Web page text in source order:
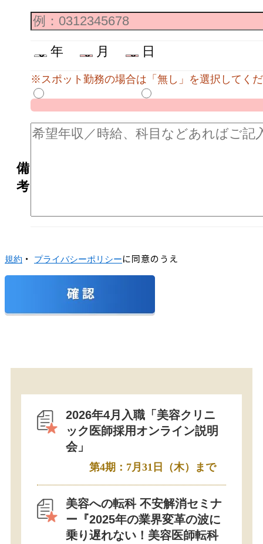
年 月 日
※スポット勤務の場合は「無し」を選択してく
備
考
規約 ・ プライバシーポリシーに同意のうえ
2026年4月入職「美容クリニ
ック医師採用オンライン説明
会」
第4期：7月31日（木）まで
美容への転科 不安解消セミナ
ー『2025年の業界変革の波に
乗り遅れない！美容医師転科